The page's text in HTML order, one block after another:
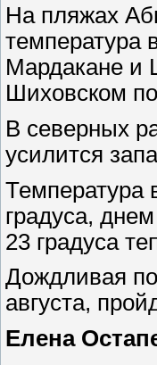
На пляжах
температура
Мардакане и
Шиховском
В северных
усилится
Температура
градуса,
23 градуса
Дождливая
августа,
Елена